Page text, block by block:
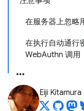
在服务器上忽略
在执行自动通行
WebAuthn 调用
Eiji Kitamura